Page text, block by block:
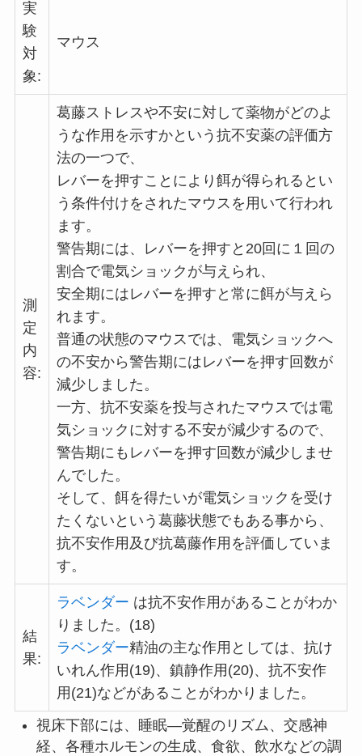
実
験
対
象:
マウス
測
定
内
容:
葛藤ストレスや不安に対して薬物がどのよ
うな作用を示すかという抗不安薬の評価方
法の一つで、
レバーを押すことにより餌が得られるとい
う条件付けをされたマウスを用いて行われ
ます。
警告期には、レバーを押すと20回に１回の
割合で電気ショックが与えられ、
安全期にはレバーを押すと常に餌が与えら
れます。
普通の状態のマウスでは、電気ショックへ
の不安から警告期にはレバーを押す回数が
減少しました。
一方、抗不安薬を投与されたマウスでは電
気ショックに対する不安が減少するので、
警告期にもレバーを押す回数が減少しませ
んでした。
そして、餌を得たいが電気ショックを受け
たくないという葛藤状態でもある事から、
抗不安作用及び抗葛藤作用を評価していま
す。
結
果:
ラベンダー は抗不安作用があることがわか
りました。(18)
ラベンダー精油の主な作用としては、抗け
いれん作用(19)、鎮静作用(20)、抗不安作
用(21)などがあることがわかりました。
視床下部には、睡眠―覚醒のリズム、交感神
経、各種ホルモンの生成、食欲、飲水などの調